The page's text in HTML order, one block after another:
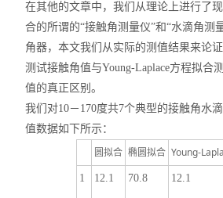
在其他的文章中，我们从理论上进行了
合的所谓的“接触角测量仪”和“水滴角测
角器，本文我们从实际的测值结果来论
测试接触角值与Young-Laplace方程拟合
值的真正区别。
我们对10－170度共7个典型的接触角水
值数据如下所示：
圆拟合 椭圆拟合 Young-
1 12.1 70.8 12.1